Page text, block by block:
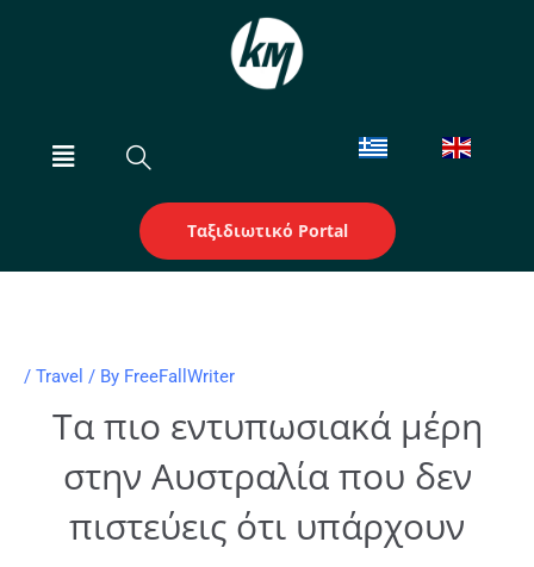
Menu
Ταξιδιωτικό Portal
/ Travel / By FreeFallWriter
Τα πιο εντυπωσιακά μέρη
στην Αυστραλία που δεν
πιστεύεις ότι υπάρχουν